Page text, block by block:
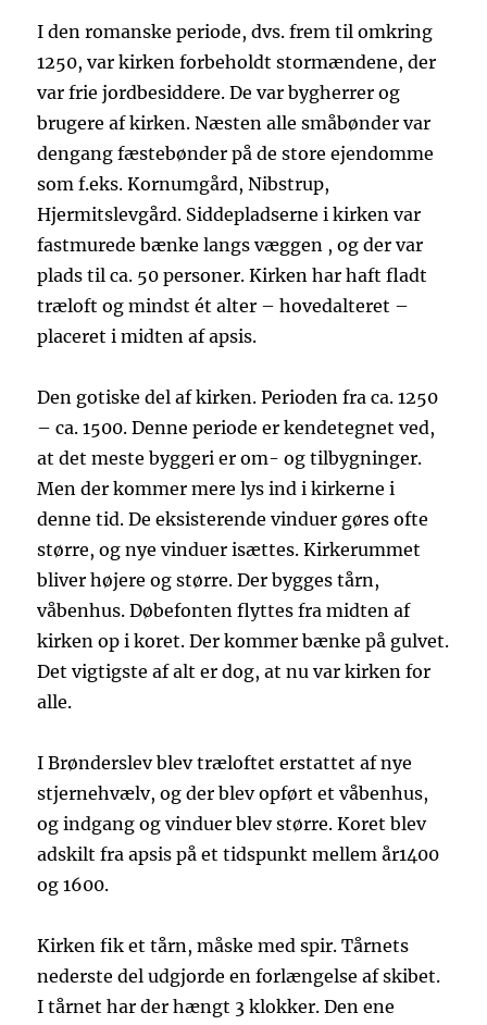
I den romanske periode, dvs. frem til omkring
1250, var kirken forbeholdt stormændene, der
var frie jordbesiddere. De var bygherrer og
brugere af kirken. Næsten alle småbønder var
dengang fæstebønder på de store ejendomme
som f.eks. Kornumgård, Nibstrup,
Hjermitslevgård. Siddepladserne i kirken var
fastmurede bænke langs væggen , og der var
plads til ca. 50 personer. Kirken har haft fladt
træloft og mindst ét alter – hovedalteret –
placeret i midten af apsis.
Den gotiske del af kirken. Perioden fra ca. 1250
– ca. 1500. Denne periode er kendetegnet ved,
at det meste byggeri er om- og tilbygninger.
Men der kommer mere lys ind i kirkerne i
denne tid. De eksisterende vinduer gøres ofte
større, og nye vinduer isættes. Kirkerummet
bliver højere og større. Der bygges tårn,
våbenhus. Døbefonten flyttes fra midten af
kirken op i koret. Der kommer bænke på gulvet.
Det vigtigste af alt er dog, at nu var kirken for
alle.
I Brønderslev blev træloftet erstattet af nye
stjernehvælv, og der blev opført et våbenhus,
og indgang og vinduer blev større. Koret blev
adskilt fra apsis på et tidspunkt mellem år1400
og 1600.
Kirken fik et tårn, måske med spir. Tårnets
nederste del udgjorde en forlængelse af skibet.
I tårnet har der hængt 3 klokker. Den ene